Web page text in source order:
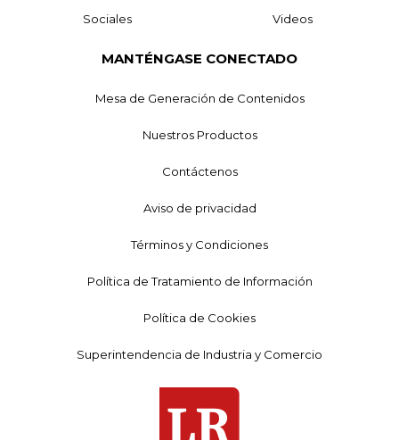
Sociales Videos
MANTÉNGASE CONECTADO
Mesa de Generación de Contenidos
Nuestros Productos
Contáctenos
Aviso de privacidad
Términos y Condiciones
Política de Tratamiento de Información
Política de Cookies
Superintendencia de Industria y Comercio